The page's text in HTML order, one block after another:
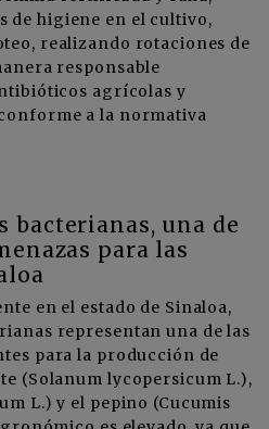
de higiene en el cultivo,
realizando rotaciones de
responsable
agrícolas y
a la normativa
bacterianas, una de
para las
en el estado de Sinaloa,
representan una de las
para la producción de
(Solanum lycopersicum L.),
L.) y el pepino (Cucumis